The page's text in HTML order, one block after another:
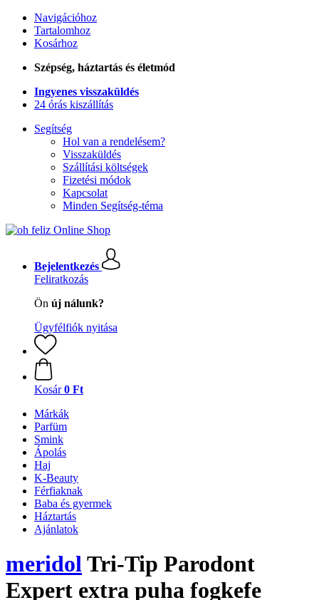
Navigációhoz
Tartalomhoz
Kosárhoz
Szépség, háztartás és életmód
Ingyenes visszaküldés
24 órás kiszállítás
Segítség
Hol van a rendelésem?
Visszaküldés
Szállítási költségek
Fizetési módok
Kapcsolat
Minden Segítség-téma
Bejelentkezés
Feliratkozás
Ön új nálunk?
Ügyfélfiók nyitása
Kosár 0 Ft
Márkák
Parfüm
Smink
Ápolás
Haj
K-Beauty
Férfiaknak
Baba és gyermek
Háztartás
Ajánlatok
meridolTri-Tip Parodont
Expert extra puha fogkefe